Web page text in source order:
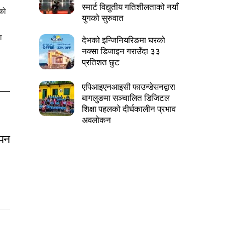
स्मार्ट विद्युतीय गतिशीलताको नयाँ
युगको सुरुवात
देभको इन्जिनियरिङमा घरको
नक्सा डिजाइन गराउँदा ३३
प्रतिशत छुट
एपिआइएनआइसी फाउन्डेसनद्वारा
बागलुङमा सञ्चालित डिजिटल
शिक्षा पहलको दीर्घकालीन प्रभाव
अवलोकन